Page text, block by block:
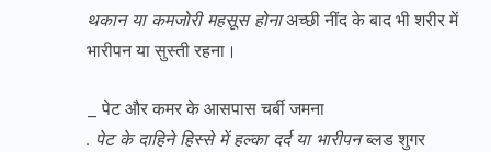
थकान या कमजोरी महसूस होनाअच्छी नींद के बाद भी शरीर में
भारीपन या सुस्ती रहना।
_ पेट और कमर के आसपास चर्बी जमना
. पेट के दाहिने हिस्से में हल्का दर्द या भारीपनब्लड शुगर